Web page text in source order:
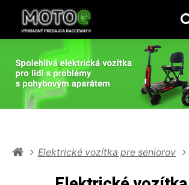
Elektrické vozítka pre seniorov